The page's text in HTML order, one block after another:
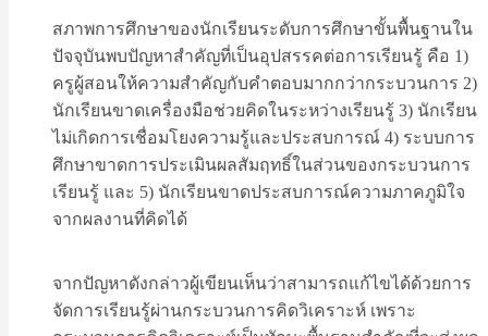
สภาพการศึกษาของนักเรียนระดับการศึกษาขั้นพื้นฐานใน
ปัจจุบันพบปัญหาสำคัญที่เป็นอุปสรรคต่อการเรียนรู้ คือ 1)
ครูผู้สอนให้ความสำคัญกับคำตอบมากกว่ากระบวนการ 2)
นักเรียนขาดเครื่องมือช่วยคิดในระหว่างเรียนรู้ 3) นักเรียน
ไม่เกิดการเชื่อมโยงความรู้และประสบการณ์ 4) ระบบการ
ศึกษาขาดการประเมินผลสัมฤทธิ์ในส่วนของกระบวนการ
เรียนรู้ และ 5) นักเรียนขาดประสบการณ์ความภาคภูมิใจ
จากผลงานที่คิดได้
จากปัญหาดังกล่าวผู้เขียนเห็นว่าสามารถแก้ไขได้ด้วยการ
จัดการเรียนรู้ผ่านกระบวนการคิดวิเคราะห์ เพราะ